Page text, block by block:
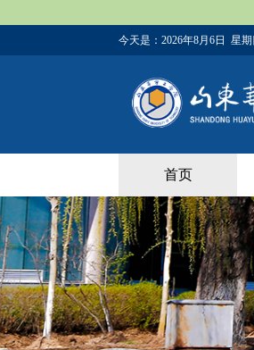
今天是： 2026年8月6日 星
首页